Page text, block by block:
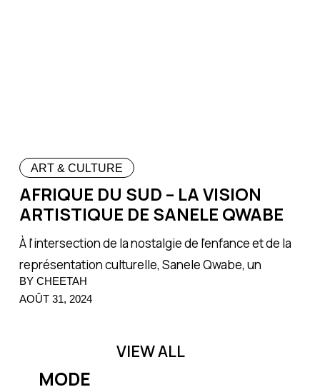
ART & CULTURE
AFRIQUE DU SUD – LA VISION
ARTISTIQUE DE SANELE QWABE
À l’intersection de la nostalgie de l’enfance et de la
représentation culturelle, Sanele Qwabe, un
BY CHEETAH
AOÛT 31, 2024
VIEW ALL
MODE